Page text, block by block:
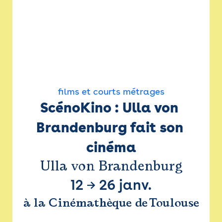
films et courts métrages
ScénoKino : Ulla von
Brandenburg fait son
cinéma
Ulla von Brandenburg
12 → 26 janv.
à la Cinémathèque de Toulouse